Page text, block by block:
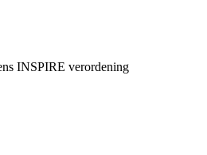
INSPIRE verordening